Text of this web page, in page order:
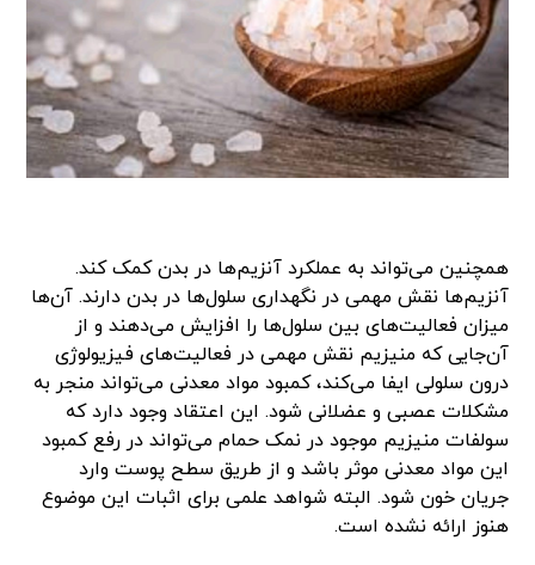
همچنین می‌تواند به عملکرد آنزیم‌ها در بدن کمک کند.
آنزیم‌ها نقش مهمی در نگهداری سلول‌ها در بدن دارند. آن‌ها
میزان فعالیت‌های بین سلول‌ها را افزایش می‌دهند و از
آن‌جایی که منیزیم نقش مهمی در فعالیت‌های فیزیولوژی
درون سلولی ایفا می‌کند، کمبود مواد معدنی می‌تواند منجر به
مشکلات عصبی و عضلانی شود. این اعتقاد وجود دارد که
سولفات منیزیم موجود در نمک حمام می‌تواند در رفع کمبود
این مواد معدنی موثر باشد و از طریق سطح پوست وارد
جریان خون شود. البته شواهد علمی برای اثبات این موضوع
هنوز ارائه نشده است.